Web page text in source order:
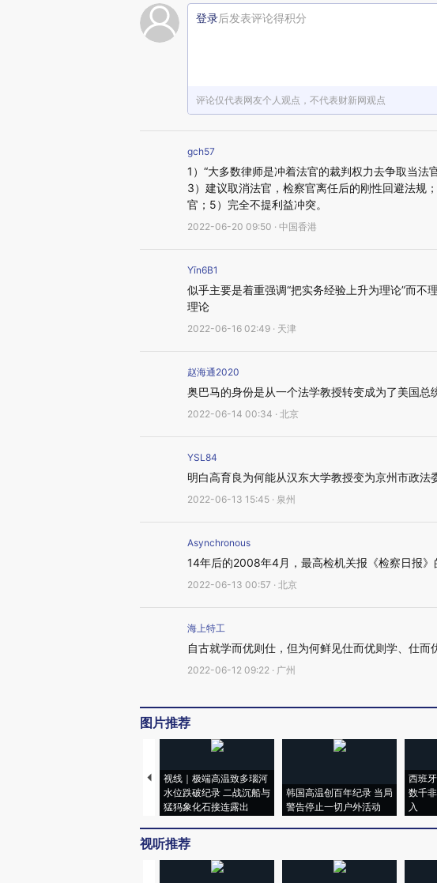
登录后发表评论得积分
评论仅代表网友个人观点，不代表财新网观点
gch57
1）“大多数律师是冲着法官的裁判权力去争取当法
3）建议取消法官，检察官离任后的刚性回避法规
官；5）完全不提利益冲突。
2022-06-20 09:50 · 中国香港
Yīn6B1
似乎主要是着重强调“把实务经验上升为理论”而
理论
2022-06-16 02:49 · 天津
赵海通2020
奥巴马的身份是从一个法学教授转变成为了美国总
2022-06-14 00:34 · 北京
YSL84
明白高育良为何能从汉东大学教授变为京州市政法
2022-06-13 15:45 · 泉州
Asynchronous
14年后的2008年4月，最高检机关报《检察日报
2022-06-13 00:57 · 北京
海上特工
自古就学而优则仕，但为何鲜见仕而优则学、仕而
2022-06-12 09:22 · 广州
图片推荐
视线｜极端高温致多瑙河
水位跌破纪录 二战沉船与
猛犸象化石接连露出
韩国高温创百年纪录 当局
警告停止一切户外活动
西班
数千
入
视听推荐